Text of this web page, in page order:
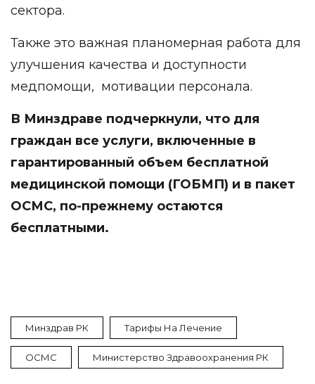
сектора.
Также это важная планомерная работа для
улучшения качества и доступности
медпомощи, мотивации персонала.
В Минздраве подчеркнули, что для
граждан все услуги, включенные в
гарантированный объем бесплатной
медицинской помощи (ГОБМП) и в пакет
ОСМС, по-прежнему остаются
бесплатными.
Минздрав РК Тарифы На Лечение
ОСМС Министерство Здравоохранения РК